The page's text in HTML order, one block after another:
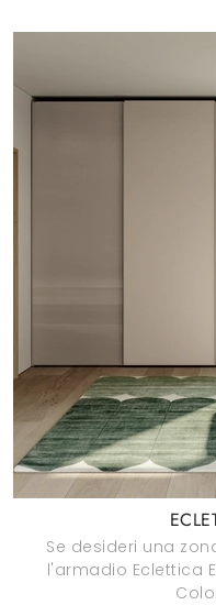
Se desideri una
l'armadio Eclettica